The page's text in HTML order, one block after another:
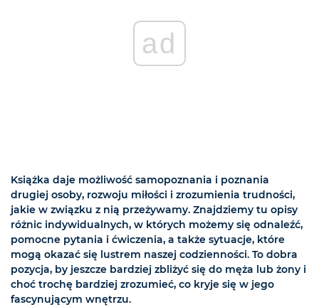
ad
Książka daje możliwość samopoznania i poznania
drugiej osoby, rozwoju miłości i zrozumienia trudności,
jakie w związku z nią przeżywamy. Znajdziemy tu opisy
różnic indywidualnych, w których możemy się odnaleźć,
pomocne pytania i ćwiczenia, a także sytuacje, które
mogą okazać się lustrem naszej codzienności. To dobra
pozycja, by jeszcze bardziej zbliżyć się do męża lub żony i
choć trochę bardziej zrozumieć, co kryje się w jego
fascynującym wnętrzu.